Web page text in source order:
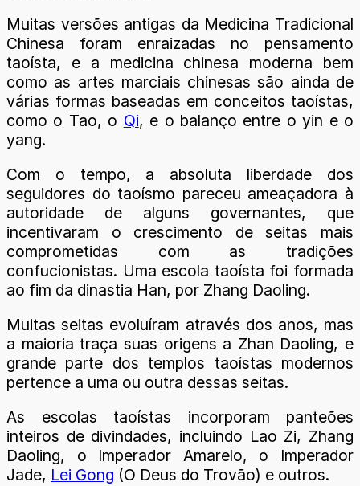
Muitas versões antigas da Medicina Tradicional
Chinesa foram enraizadas no pensamento
taoísta, e a medicina chinesa moderna bem
como as artes marciais chinesas são ainda de
várias formas baseadas em conceitos taoístas,
como o Tao, o Qi, e o balanço entre o yin e o
yang.
Com o tempo, a absoluta liberdade dos
seguidores do taoísmo pareceu ameaçadora à
autoridade de alguns governantes, que
incentivaram o crescimento de seitas mais
comprometidas com as tradições
confucionistas. Uma escola taoísta foi formada
ao fim da dinastia Han, por Zhang Daoling.
Muitas seitas evoluíram através dos anos, mas
a maioria traça suas origens a Zhan Daoling, e
grande parte dos templos taoístas modernos
pertence a uma ou outra dessas seitas.
As escolas taoístas incorporam panteões
inteiros de divindades, incluindo Lao Zi, Zhang
Daoling, o Imperador Amarelo, o Imperador
Jade, Lei Gong (O Deus do Trovão) e outros.